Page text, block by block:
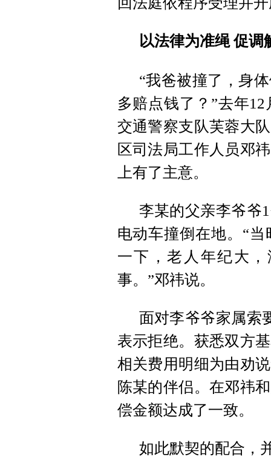
以法律为准绳 促调
“我爸被撞了，身
多赔点钱了？”去年
交通警察支队芙蓉大
区司法局工作人员邓
上有了主意。
李某的父亲李爷爷
电动车撞倒在地。“
一下，老人年纪大
事。”邓祎说。
面对李爷爷家属索
表示拒绝。获悉双方
相关费用明细为由劝
陈某的伴侣。在邓祎
偿金额达成了一致。
如此默契的配合，